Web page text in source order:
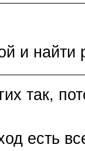
и найти
так,
есть